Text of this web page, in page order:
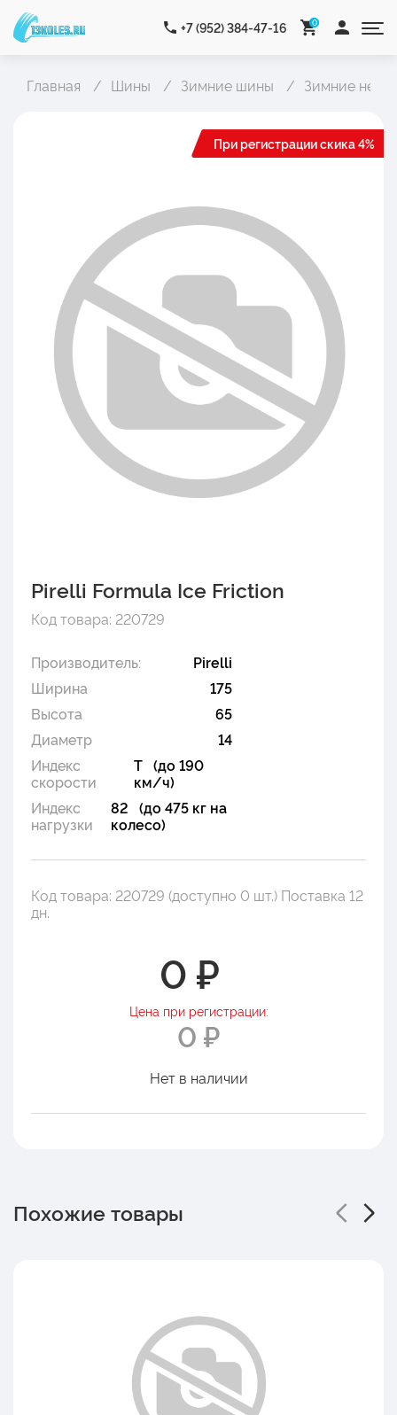
+7 (952) 384-47-16 0
Главная Шины Зимние шины Зимние
Pirelli Formula Ice Friction
Код товара: 220729
Производитель:
Pirelli
Ширина
175
Высота
65
Диаметр
14
Индекс
скорости
T (до 190
км/ч)
Индекс
нагрузки
82 (до 475 кг на
колесо)
Код товара: 220729 (доступно 0 шт.) Поставка 12
дн.
0 ₽
Цена при регистрации:
0 ₽
Нет в наличии
При регистрации скика 4%
Похожие товары